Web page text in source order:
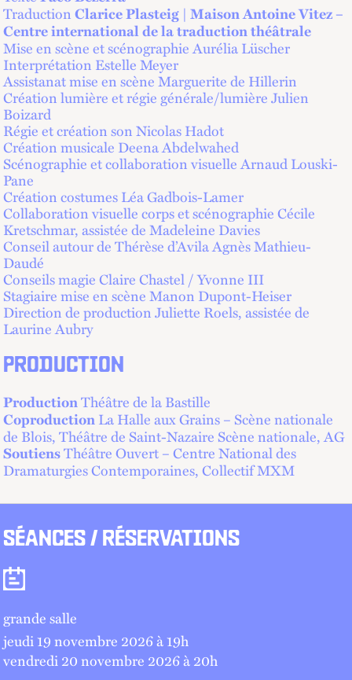
TraductionClarice Plasteig | Maison Antoine Vitez –
Centre international de la traduction théâtrale
Mise en scène et scénographie Aurélia Lüscher
Interprétation Estelle Meyer
Assistanat mise en scène Marguerite de Hillerin
Création lumière et régie générale/lumière Julien
Boizard
Régie et création son Nicolas Hadot
Création musicale Deena Abdelwahed
Scénographie et collaboration visuelle Arnaud Louski-
Pane
Création costumes Léa Gadbois-Lamer
Collaboration visuelle corps et scénographie Cécile
Kretschmar, assistée de Madeleine Davies
Conseil autour de Thérèse d’Avila Agnès Mathieu-
Daudé
Conseils magie Claire Chastel / Yvonne III
Stagiaire mise en scène Manon Dupont-Heiser
Direction de production Juliette Roels, assistée de
Laurine Aubry
PRODUCTION
ProductionThéâtre de la Bastille
CoproductionLa Halle aux Grains – Scène nationale
de Blois, Théâtre de Saint-Nazaire Scène nationale, AG
SoutiensThéâtre Ouvert – Centre National des
Dramaturgies Contemporaines, Collectif MXM
SÉANCES / RÉSERVATIONS
Séances
grande salle
jeudi 19 novembre 2026 à 19h
vendredi 20 novembre 2026 à 20h